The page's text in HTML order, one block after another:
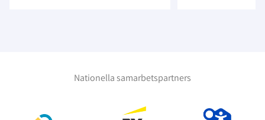
Nationella samarbetspartners